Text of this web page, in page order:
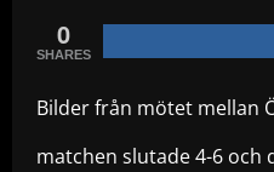
0
SHARES
Bilder från mötet mellan
matchen slutade 4-6 och